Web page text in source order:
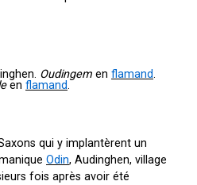
Oudingem en flamand.
en flamand.
qui y implantèrent un
Odin, Audinghen, village
fois après avoir été